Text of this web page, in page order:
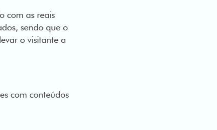
com as reais
sendo que o
o visitante a
com conteúdos